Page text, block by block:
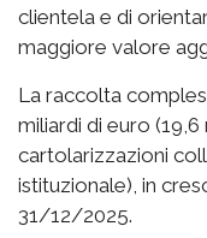
clientela e di
maggiore valore
La raccolta
miliardi di euro
cartolarizzazioni
istituzionale), in
31/12/2025.